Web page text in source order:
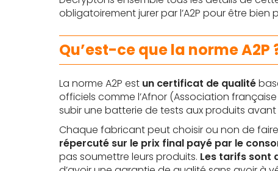
obligatoirement jurer par l’A2P pour être bien
Qu’est-ce que la norme A2P
La norme A2P est un certificat de qualité
officiels comme l’Afnor (Association
subir une batterie de tests aux produits avant
Chaque fabricant peut choisir ou non de
répercuté sur le prix final payé par le
pas soumettre leurs produits. Les tarifs sont